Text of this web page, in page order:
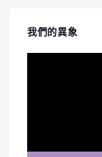
我們的異象